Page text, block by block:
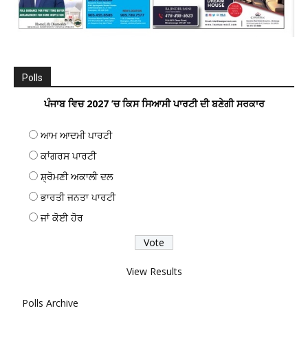
Polls
ਪੰਜਾਬ ਵਿਚ 2027 ’ਚ ਕਿਸ ਸਿਆਸੀ ਪਾਰਟੀ ਦੀ ਬਣੇਗੀ ਸਰਕਾਰ
ਆਮ ਆਦਮੀ ਪਾਰਟੀ
ਕਾਂਗਰਸ ਪਾਰਟੀ
ਸ਼੍ਰੋਮਣੀ ਅਕਾਲੀ ਦਲ
ਭਾਰਤੀ ਜਨਤਾ ਪਾਰਟੀ
ਜਾਂ ਕੋਈ ਹੋਰ
View Results
Polls Archive